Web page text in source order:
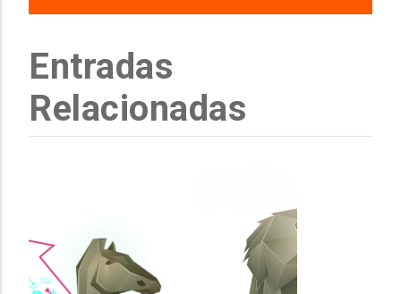
Entradas
Relacionadas